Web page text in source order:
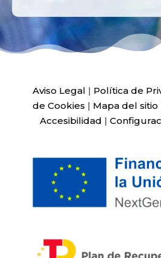
Aviso Legal | Política de
de Cookies | Mapa del sitio
Accesibilidad |